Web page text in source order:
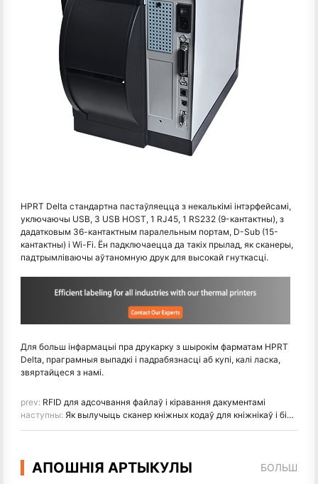
HPRT Delta стандартна пастаўляецца з некалькімі інтэрфейсамі,
уключаючы USB, 3 USB HOST, 1 RJ45, 1 RS232 (9-кантактны), з
дадатковым 36-кантактным паралельным портам, D-Sub (15-
кантактны) і Wi-Fi. Ён падключаецца да такіх прылад, як сканеры,
падтрымліваючы аўтаномную друк для высокай гнуткасці.
Для больш інфармацыі пра друкарку з шырокім фарматам HPRT
Delta, праграмныя выпадкі і падрабязнасці аб купі, калі ласка,
звяртайцеся з намі.
prev: RFID для адсочвання файлаў і кіравання дакументамі
наступны: Як вылучыць сканер кніжных кодаў для кніжнікаў і бібліятэк
АПОШНІЯ АРТЫКУЛЫ БОЛЬШ